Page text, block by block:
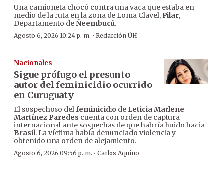
Una camioneta chocó contra una vaca que estaba en
medio de la ruta en la zona de Loma Clavel, Pilar,
Departamento deÑeembucú.
Agosto 6, 2026 10:24 p. m. · Redacción ÚH
Nacionales
Sigue prófugo el presunto
autor del feminicidio ocurrido
en Curuguaty
El sospechoso delfeminicidio de Leticia Marlene
Martínez Paredes cuenta con orden de captura
internacional ante sospechas de que habría huido hacia
Brasil. La víctima había denunciado violencia y
obtenido una orden de alejamiento.
Agosto 6, 2026 09:56 p. m. · Carlos Aquino